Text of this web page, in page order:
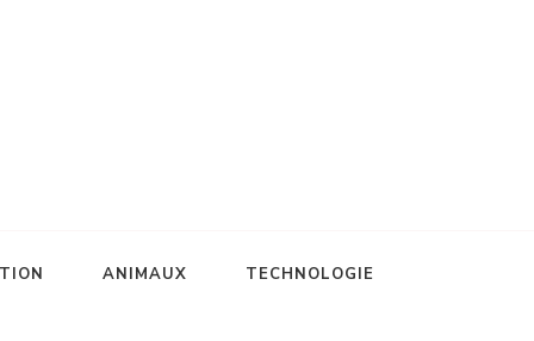
ANIMAUX TECHNOLOGIE